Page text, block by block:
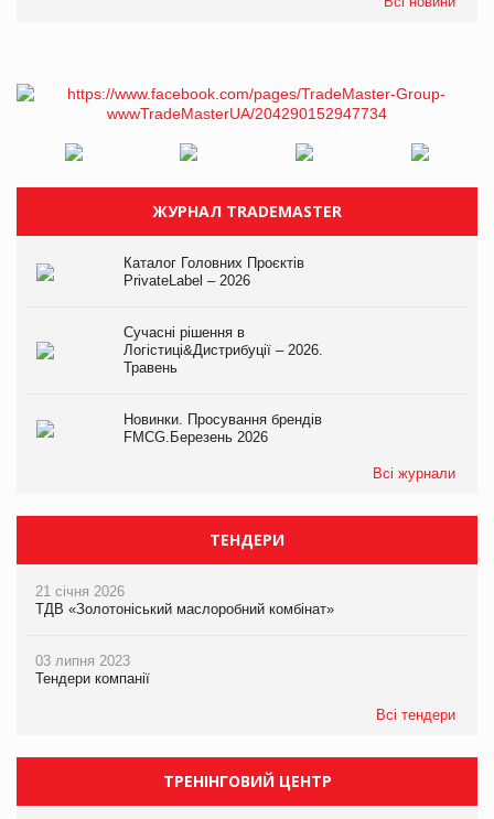
ЖУРНАЛ TRADEMASTER
Каталог Головних Проєктів
PrivateLabel – 2026
Сучасні рішення в
Логістиці&Дистрибуції – 2026.
Травень
Новинки. Просування брендів
FMCG.Березень 2026
Всі журнали
ТЕНДЕРИ
21 січня 2026
ТДВ «Золотоніський маслоробний комбінат»
03 липня 2023
Тендери компанії
Всі тендери
ТРЕНІНГОВИЙ ЦЕНТР